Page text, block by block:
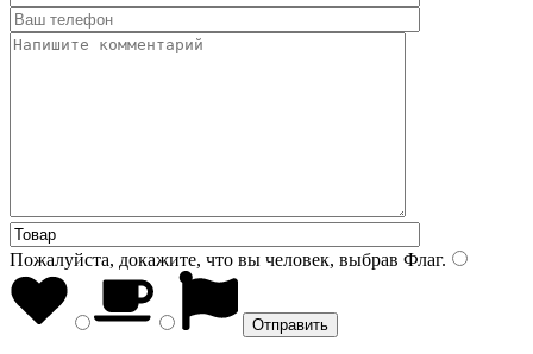
Пожалуйста, докажите, что вы человек, выбрав Флаг.